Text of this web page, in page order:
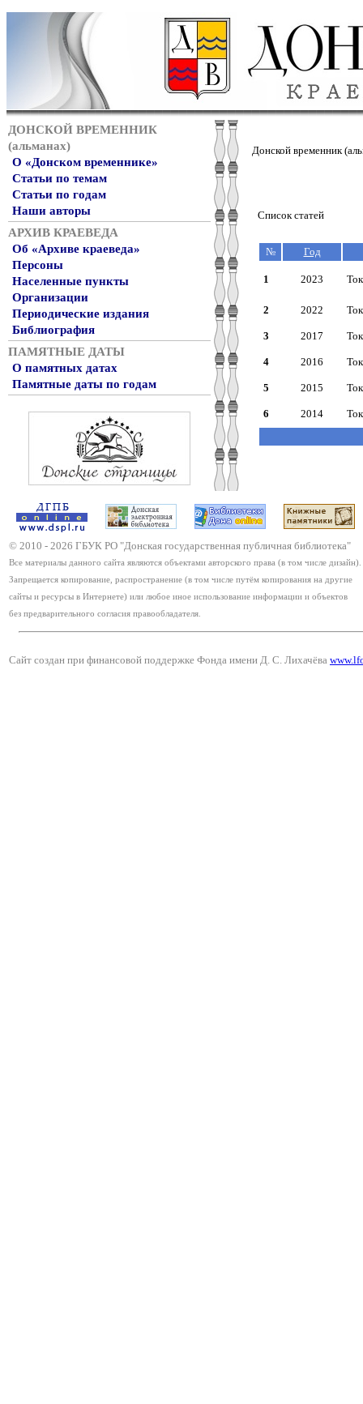
ДОНСКОЙ ВРЕМЕННИК
(альманах)
О «Донском временнике»
Статьи по темам
Статьи по годам
Наши авторы
АРХИВ КРАЕВЕДА
Об «Архиве краеведа»
Персоны
Населенные пункты
Организации
Периодические издания
Библиография
ПАМЯТНЫЕ ДАТЫ
О памятных датах
Памятные даты по годам
Донской временник
Список статей
№ Год
1 2023
2 2022
3 2017
4 2016
5 2015
6 2014
© 2010 - 2026 ГБУК РО "Донская государственная публичная библиотека"
Все материалы данного сайта являются объектами авторского права (в том числе дизайн).
Запрещается копирование, распространение (в том числе путём копирования на другие
сайты и ресурсы в Интернете) или любое иное использование информации и объектов
без предварительного согласия правообладателя.
Сайт создан при финансовой поддержке Фонда имени Д. С. Лихачёва